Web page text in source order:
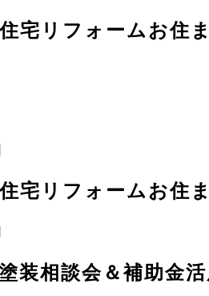
宅リフォームお住
宅リフォームお住
装相談会＆補助金活